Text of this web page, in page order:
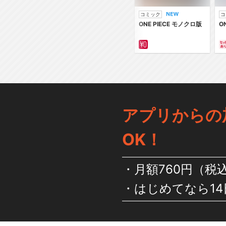
コミック
ONE PIECE モノクロ版
アプリから
OK！
月額760円（税
はじめてなら14